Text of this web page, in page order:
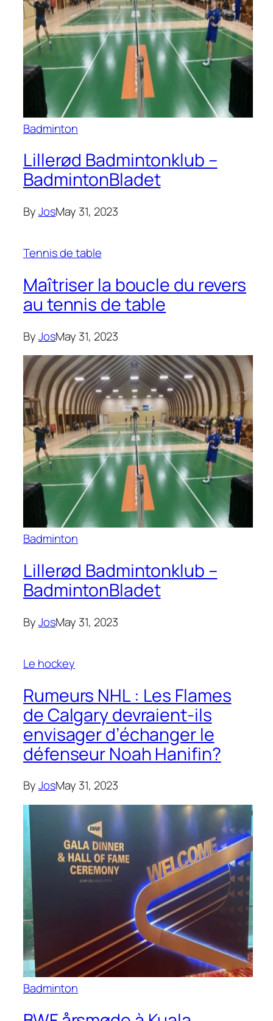
Badminton
Lillerød Badmintonklub –
BadmintonBladet
ByJosMay 31, 2023
Tennis de table
Maîtriser la boucle du revers
au tennis de table
ByJosMay 31, 2023
Badminton
Lillerød Badmintonklub –
BadmintonBladet
ByJosMay 31, 2023
Le hockey
Rumeurs NHL : Les Flames
de Calgary devraient-ils
envisager d’échanger le
défenseur Noah Hanifin?
ByJosMay 31, 2023
Badminton